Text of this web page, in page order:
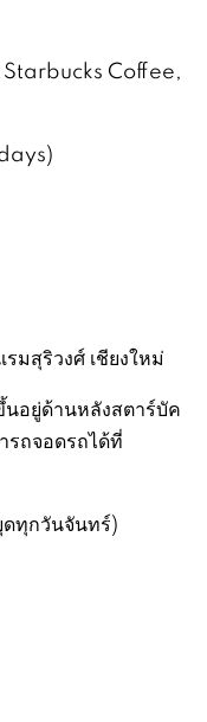
Coffee,
มสุริวงศ์ เชียงใหม่
อยู่ด้านหลังสตาร์บัค
รถจอดรถได้ที่
ทุกวันจันทร์)